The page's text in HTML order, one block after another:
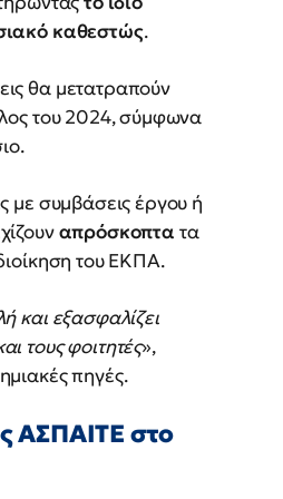
καθεστώς.
θα μετατραπούν
του 2024, σύμφωνα
με συμβάσεις έργου ή
απρόσκοπτα τα
του ΕΚΠΑ.
και εξασφαλίζει
τους φοιτητές»,
πηγές.
ΑΣΠΑΙΤΕ στο